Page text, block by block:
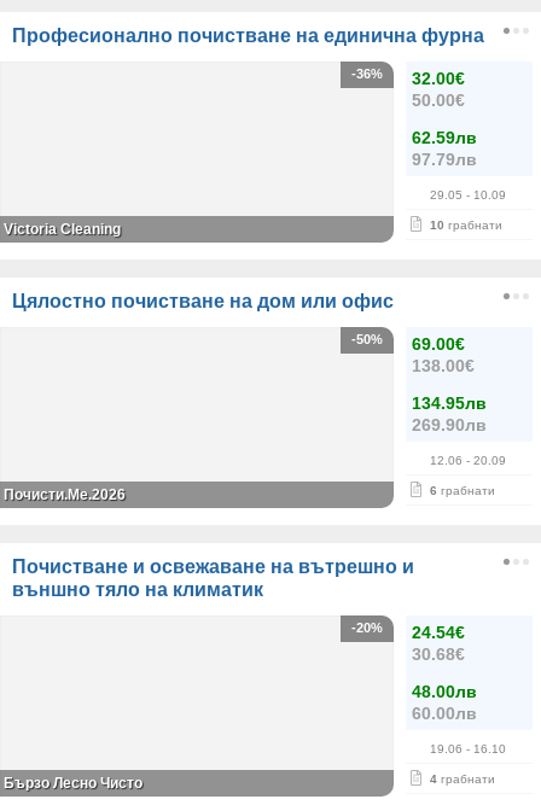
Професионално почистване на единична фурна
32.00€
50.00€
62.59лв
97.79лв
29.05 - 10.09
10 грабнати
-36%
Victoria Cleaning
Цялостно почистване на дом или офис
69.00€
138.00€
134.95лв
269.90лв
12.06 - 20.09
6 грабнати
-50%
Почисти.Ме.2026
Почистване и освежаване на вътрешно и
външно тяло на климатик
24.54€
30.68€
48.00лв
60.00лв
19.06 - 16.10
4 грабнати
-20%
Бързо Лесно Чисто